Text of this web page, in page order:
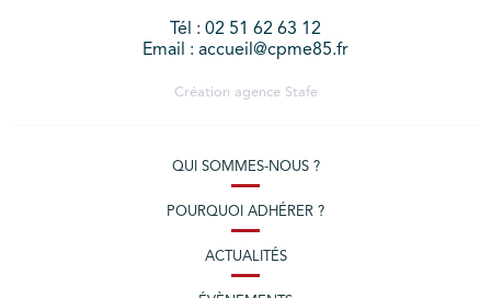
Tél : 02 51 62 63 12
Email : accueil@cpme85.fr
Création agence Stafe
QUI SOMMES-NOUS ?
POURQUOI ADHÉRER ?
ACTUALITÉS